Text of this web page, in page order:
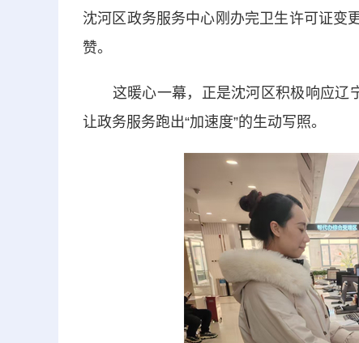
沈河区政务服务中心刚办完卫生许可证变
赞。
这暖心一幕，正是沈河区积极响应辽宁
让政务服务跑出“加速度”的生动写照。